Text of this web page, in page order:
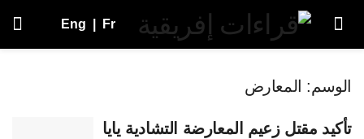
Eng Fr
الوسم: المعارض
تأكيد مقتل زعيم المعارضة التشادية يايا